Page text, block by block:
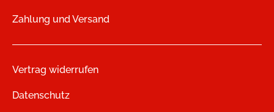
Zahlung und Versand
Vertrag widerrufen
Datenschutz